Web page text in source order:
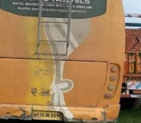
बस को पुलिस ने
देर रात को चौंकाने वाली